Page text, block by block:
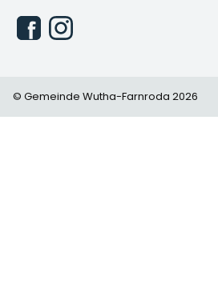
© Gemeinde Wutha-Farnroda 2026